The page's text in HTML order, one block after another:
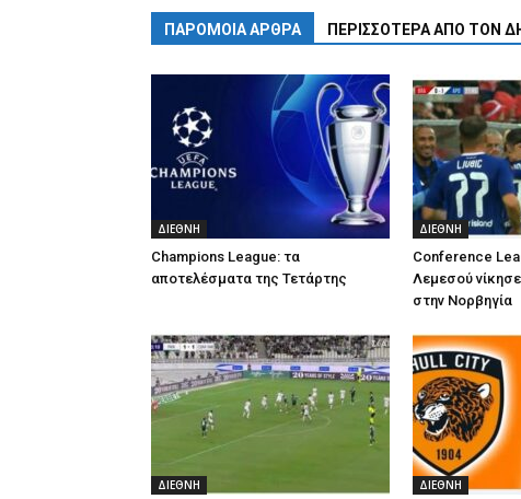
ΠΑΡΟΜΟΙΑ ΑΡΘΡΑ ΠΕΡΙΣΣΟΤΕΡΑ ΑΠΟ ΤΟΝ
ΔΙΕΘΝΗ
Champions League: τα
αποτελέσματα της Τετάρτης
ΔΙΕΘΝΗ
Conference
Λεμεσού
στην Νορβηγία
ΔΙΕΘΝΗ ΔΙΕΘΝΗ